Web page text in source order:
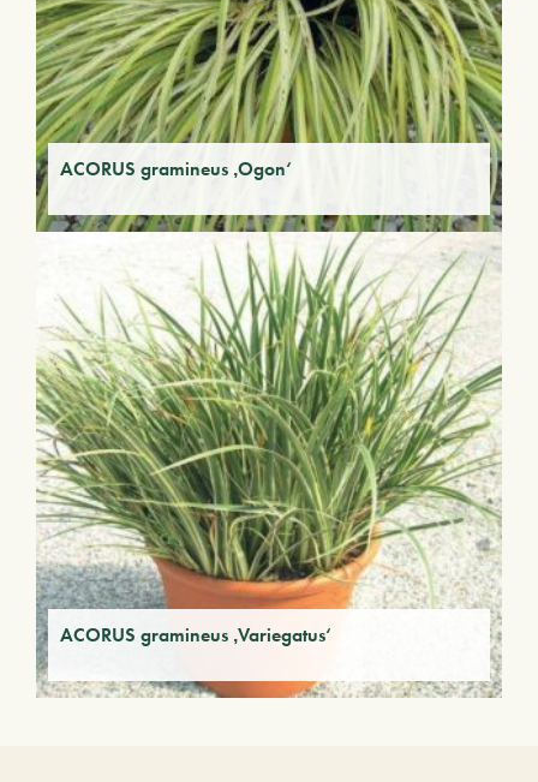
ACORUS gramineus ‚Ogon‘
ACORUS gramineus ‚Variegatus‘